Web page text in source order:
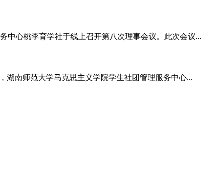
中心桃李育学社于线上召开第八次理事会议。此次会议...
湖南师范大学马克思主义学院学生社团管理服务中心...